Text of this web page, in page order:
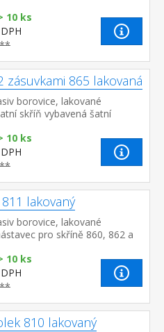
10 ks
zásuvkami 865 lakovaná
borovice, lakované
skříň vybavená šatní
nástavec 8...
10 ks
lakovaný
borovice, lakované
pro skříně 860, 862 a
10 ks
810 lakovaný